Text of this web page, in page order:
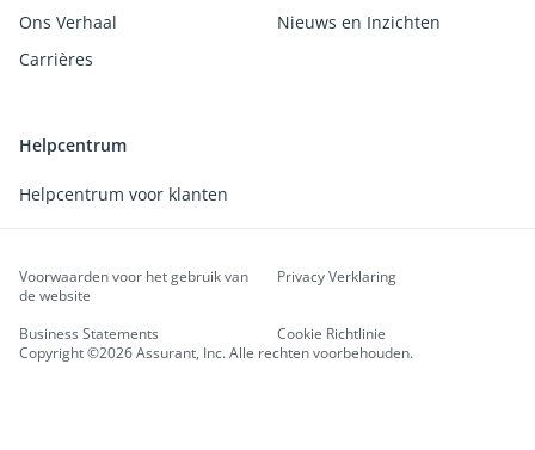
Ons Verhaal
Nieuws en Inzichten
Carrières
Helpcentrum
Helpcentrum voor klanten
Copyright ©2026 Assurant, Inc. Alle rechten voorbehouden.
Voorwaarden voor het gebruik van
de website
Privacy Verklaring
Business Statements Cookie Richtlinie